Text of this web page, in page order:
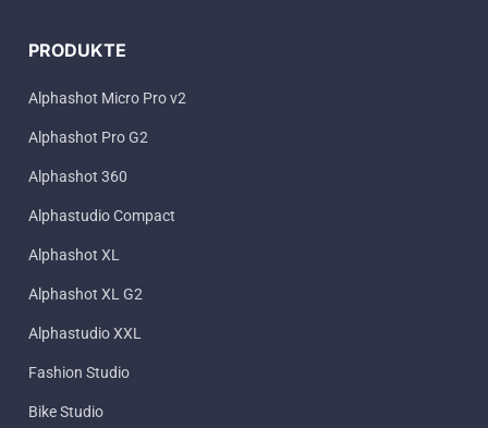
PRODUKTE
Alphashot Micro Pro v2
Alphashot Pro G2
Alphashot 360
Alphastudio Compact
Alphashot XL
Alphashot XL G2
Alphastudio XXL
Fashion Studio
Bike Studio